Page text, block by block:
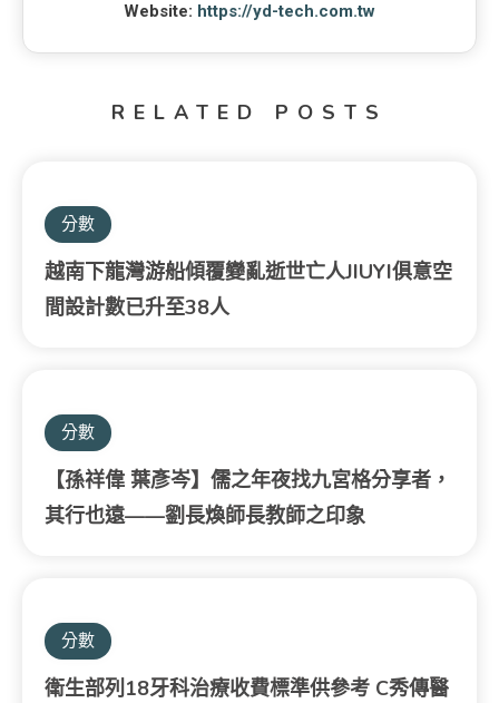
Website: https://yd-tech.com.tw
RELATED POSTS
分數
越南下龍灣游船傾覆變亂逝世亡人JIUYI俱意空
間設計數已升至38人
分數
【孫祥偉 葉彥岑】儒之年夜找九宮格分享者，
其行也遠——劉長煥師長教師之印象
分數
衛生部列18牙科治療收費標準供參考 C秀傳醫